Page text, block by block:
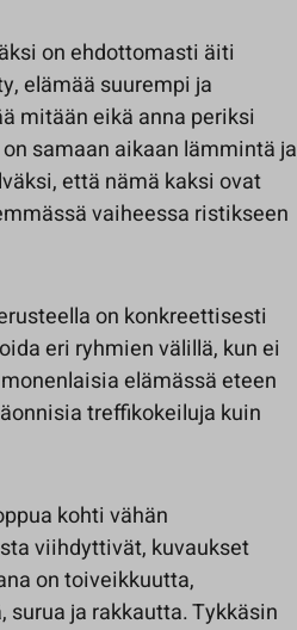
on ehdottomasti äiti
elämää suurempi ja
mitään eikä anna periksi
samaan aikaan lämmintä ja
että nämä kaksi ovat
vaiheessa ristikseen
on konkreettisesti
eri ryhmien välillä, kun ei
elämässä eteen
treffikokeiluja kuin
kohti vähän
viihdyttivät, kuvaukset
on toiveikkuutta,
ja rakkautta. Tykkäsin